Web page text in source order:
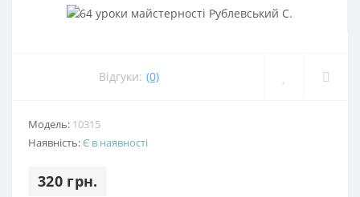
Відгуки: (0)
Модель: 10315
Наявність:Є в наявності
320 грн.